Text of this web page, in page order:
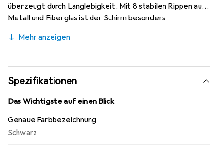
überzeugt durch Langlebigkeit. Mit 8 stabilen Rippen aus
Metall und Fiberglas ist der Schirm besonders
automatische Öffnungsfunktion ermöglicht ein schnelles
Soft-Touch Kunststoffgriff sorgt für einen
komfortablen Halt und ein angenehmes Tragegefühl. Mit
einem Gewicht von etwa 345 g und einer kompakten
Grösse von ca. 88 x 14 x 6 cm lässt sich der Schirm
Mehr anzeigen
Spezifikationen
Das Wichtigste auf einen Blick
Genaue Farbbezeichnung
Schwarz